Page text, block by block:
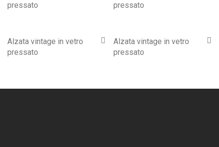
pressato
pressato
Alzata vintage in vetro
pressato
Alzata vintage in vetro
pressato